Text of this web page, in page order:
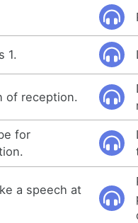
1.
of reception.
for
a speech at